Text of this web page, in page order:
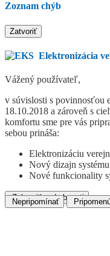
Zoznam chýb
Zatvoriť
Elektronizácia
Vážený používateľ,
v súvislosti s povinnosťou
18.10.2018 a zároveň s
komfortu sme pre vás
sebou prináša:
Elektronizáciu
Nový dizajn
Nové funkcionality
Zobraziť podrobnosti
Nepripomínať